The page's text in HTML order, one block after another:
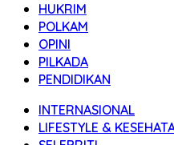
HUKRIM
POLKAM
OPINI
PILKADA
PENDIDIKAN
INTERNASIONAL
LIFESTYLE &